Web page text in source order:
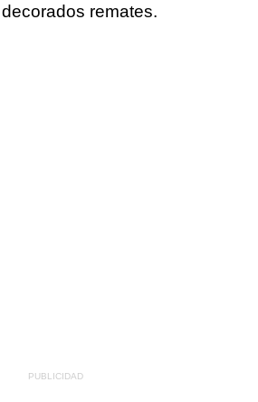
remates.